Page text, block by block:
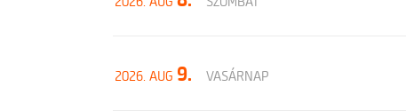
2026. AUG 9. VASÁRNAP